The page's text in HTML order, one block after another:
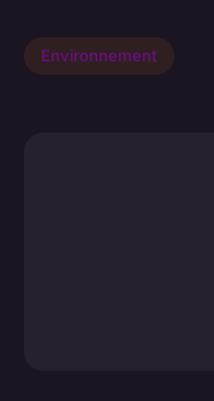
Environnement